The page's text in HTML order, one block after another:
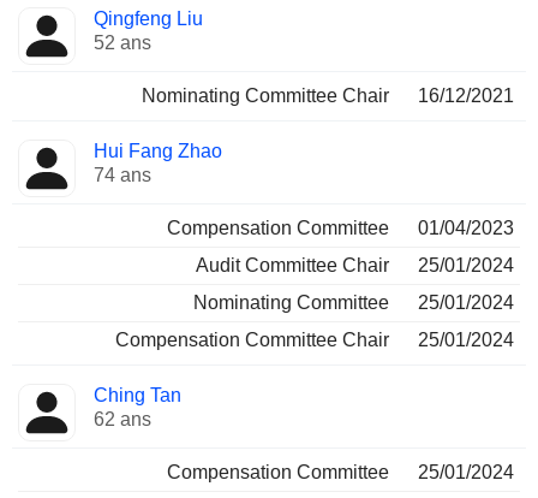
Administrateur Comités
Qingfeng Liu
52 ans
Nominating Committee Chair 16/12/2021
Hui Fang Zhao
74 ans
Compensation Committee
01/04/2023
Audit Committee Chair
25/01/2024
Nominating Committee
25/01/2024
Compensation Committee Chair
25/01/2024
Ching Tan
62 ans
Compensation Committee
25/01/2024